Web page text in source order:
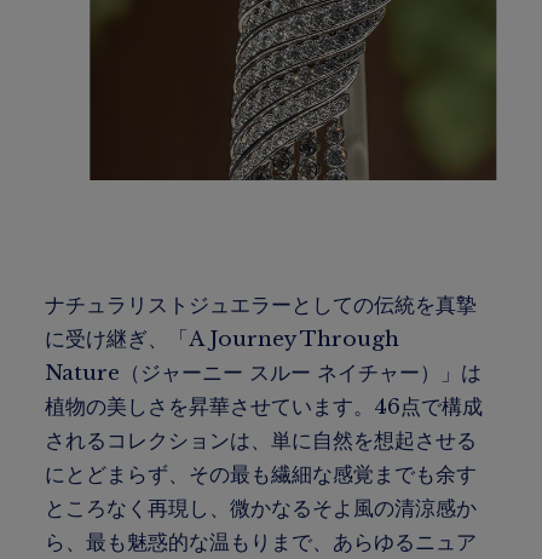
ナチュラリストジュエラーとしての伝統を真摯
に受け継ぎ、「A Journey Through
Nature（ジャーニー スルー ネイチャー）」は
植物の美しさを昇華させています。46点で構成
されるコレクションは、単に自然を想起させる
にとどまらず、その最も繊細な感覚までも余す
ところなく再現し、微かなるそよ風の清涼感か
ら、最も魅惑的な温もりまで、あらゆるニュア